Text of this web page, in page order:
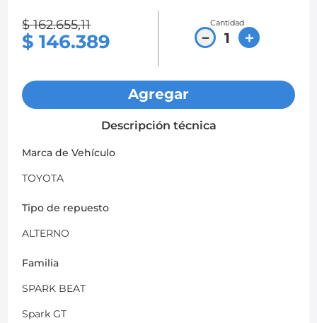
$ 162.655,11
$ 146.389
Cantidad
＋
－
Agregar
Descripción técnica
Marca de Vehículo
TOYOTA
Tipo de repuesto
ALTERNO
Familia
SPARK BEAT
Spark GT
chevrolet spark gt
. chevrolet sail